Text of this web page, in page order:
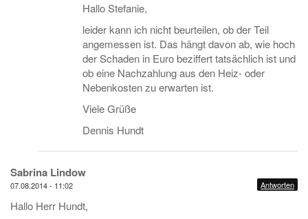
Hallo Stefanie,
leider kann ich nicht beurteilen, ob der Teil
angemessen ist. Das hängt davon ab, wie hoch
der Schaden in Euro beziffert tatsächlich ist und
ob eine Nachzahlung aus den Heiz- oder
Nebenkosten zu erwarten ist.
Viele Grüße
Dennis Hundt
Sabrina Lindow
07.08.2014 - 11:02 Antworten
Hallo Herr Hundt,